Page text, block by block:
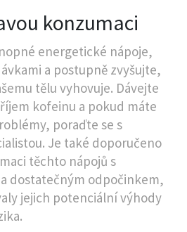
konzumaci
energetické nápoje,
a postupně zvyšujte,
tělu vyhovuje. Dávejte
kofeinu a pokud máte
poraďte se s
Je také doporučeno
těchto nápojů s
dostatečným odpočinkem,
jejich potenciální výhody